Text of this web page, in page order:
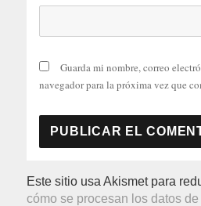
Guarda mi nombre, correo
navegador para la próxima vez que
Este sitio usa Akismet para
cómo se procesan los datos